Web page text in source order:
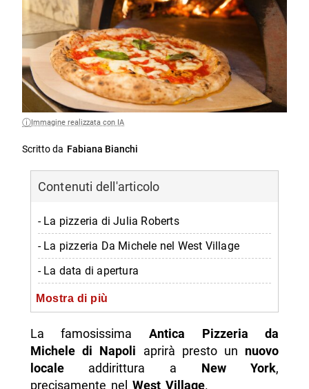
Immagine realizzata con IA
Scritto da Fabiana Bianchi
Contenuti dell'articolo
- La pizzeria di Julia Roberts
- La pizzeria Da Michele nel West Village
- La data di apertura
- Gli altri locali negli USA
Mostra di più
La famosissima Antica Pizzeria da
Michele di Napoli aprirà presto un nuovo
localeaddirittura a New York,
precisamente nel West Village.